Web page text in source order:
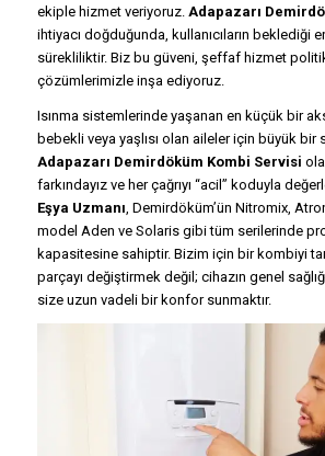
ekiple hizmet veriyoruz. Adapazarı
ihtiyacı doğduğunda, kullanıcıların beklediği
sürekliliktir. Biz bu güveni, şeffaf hizmet
çözümlerimizle inşa ediyoruz.
Isınma sistemlerinde yaşanan en küçük bir
bebekli veya yaşlısı olan aileler için büyük bir
Adapazarı Demirdöküm Kombi Servisi
farkındayız ve her çağrıyı “acil” koduyla
Eşya Uzmanı , Demirdöküm’ün Nitromix,
model Aden ve Solaris gibi tüm serilerinde
kapasitesine sahiptir. Bizim için bir kombiyi
parçayı değiştirmek değil; cihazın genel
size uzun vadeli bir konfor sunmaktır.